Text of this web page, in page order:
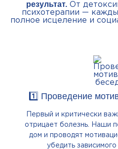
результат. От
психотерапии —
полное исцеление и
1️⃣ Проведение
Первый и критически
отрицает болезнь. Наши
дом и проводят
убедить зависимого